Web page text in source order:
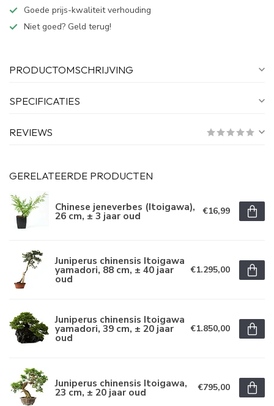
Goede prijs-kwaliteit verhouding
Niet goed? Geld terug!
PRODUCTOMSCHRIJVING
SPECIFICATIES
REVIEWS
GERELATEERDE PRODUCTEN
Chinese jeneverbes (Itoigawa),
26 cm, ± 3 jaar oud €16,99
Juniperus chinensis Itoigawa
yamadori, 88 cm, ± 40 jaar
oud
€1.295,00
Juniperus chinensis Itoigawa
yamadori, 39 cm, ± 20 jaar
oud
€1.850,00
Juniperus chinensis Itoigawa,
23 cm, ± 20 jaar oud €795,00